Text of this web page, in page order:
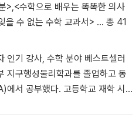
> <수학으로 배우는 똑똑한 의사
을 수 없는 수학 교과서> … 총 41
인기 강사, 수학 분야 베스트셀러
지구행성물리학과를 졸업하고 동
에서 공부했다. 고등학교 재학 시